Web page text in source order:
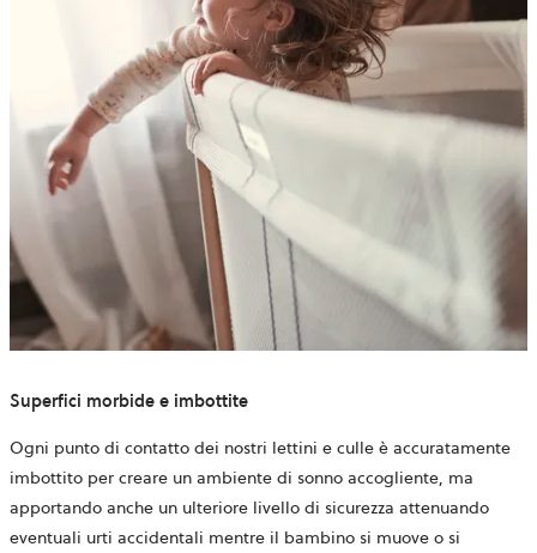
Superfici morbide e imbottite
Ogni punto di contatto dei nostri lettini e culle è accuratamente
imbottito per creare un ambiente di sonno accogliente, ma
apportando anche un ulteriore livello di sicurezza attenuando
eventuali urti accidentali mentre il bambino si muove o si